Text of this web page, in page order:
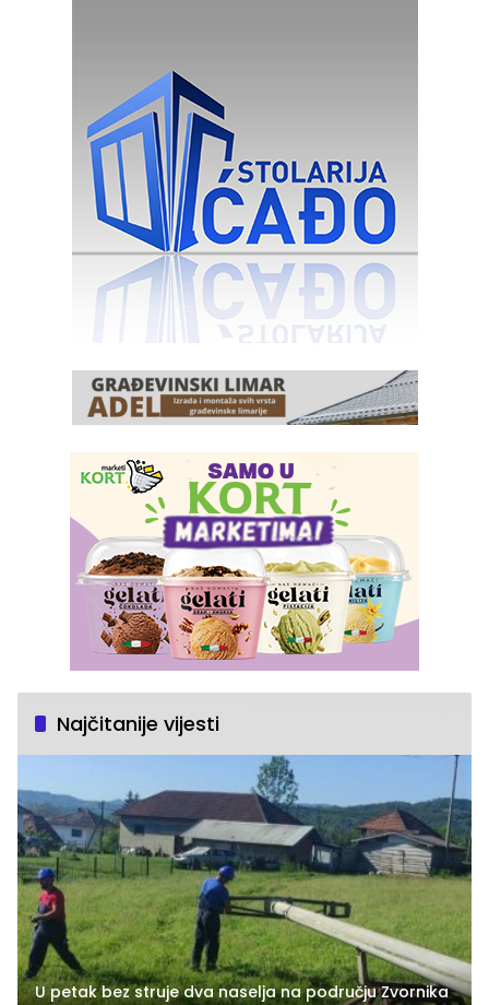
Najčitanije vijesti
U petak bez struje dva naselja na području Zvornika